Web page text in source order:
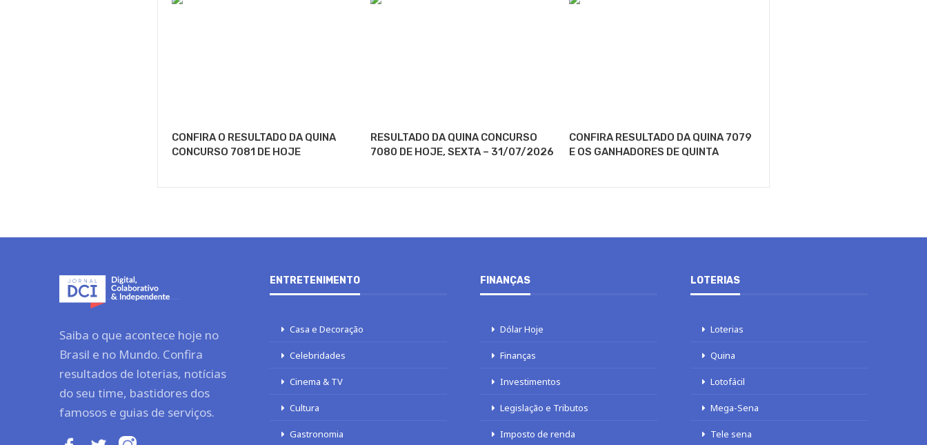
CONFIRA O RESULTADO DA QUINA
CONCURSO 7081 DE HOJE
RESULTADO DA QUINA CONCURSO
7080 DE HOJE, SEXTA – 31/07/2026
CONFIRA RESULTADO DA QUINA 7079
E OS GANHADORES DE QUINTA
Saiba o que acontece hoje no
Brasil e no Mundo. Confira
resultados de loterias, notícias
do seu time, bastidores dos
famosos e guias de serviços.
ENTRETENIMENTO
Casa e Decoração
Celebridades
Cinema & TV
Cultura
Gastronomia
FINANÇAS
Dólar Hoje
Finanças
Investimentos
Legislação e Tributos
Imposto de renda
LOTERIAS
Loterias
Quina
Lotofácil
Mega-Sena
Tele sena